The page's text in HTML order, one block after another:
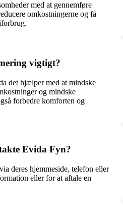
med at gennemføre
omkostningerne og få
vigtigt?
det hjælper med at mindske
og mindske
forbedre komforten og
Evida Fyn?
deres hjemmeside, telefon eller
eller for at aftale en